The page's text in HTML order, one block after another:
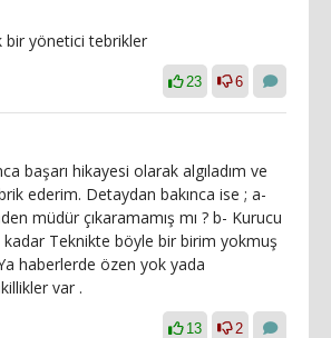
bir yönetici tebrikler
23 6
başarı hikayesi olarak algıladım ve
ederim. Detaydan bakınca ise ; a-
müdür çıkaramamış mı ? b- Kurucu
Teknikte böyle bir birim yokmuş
haberlerde özen yok yada
var .
13 2